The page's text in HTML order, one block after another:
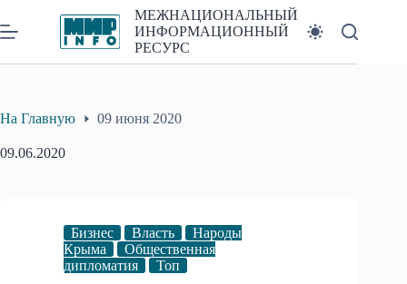
к
сути
МЕЖНАЦИОНАЛЬНЫЙ
ИНФОРМАЦИОННЫЙ
РЕСУРС
На Главную 09 июня 2020
09.06.2020
Бизнес Власть
Народы
Крыма
Общественная
дипломатия
Топ